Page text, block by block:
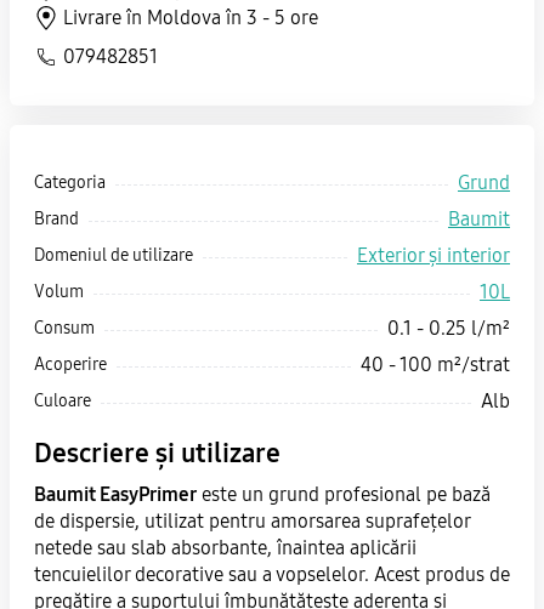
Categoria Grund
Brand Baumit
Domeniul de utilizare Exterior și interior
Volum 10L
Consum 0.1 - 0.25 l/m²
Acoperire 40 - 100 m²/strat
Culoare Alb
Descriere și utilizare
Baumit EasyPrimer este un grund profesional pe bază
de dispersie, utilizat pentru amorsarea suprafețelor
netede sau slab absorbante, înaintea aplicării
tencuielilor decorative sau a vopselelor. Acest produs de
pregătire a suportului îmbunătățește aderența și
Livrare în Moldova în 3 - 5 ore
079482851